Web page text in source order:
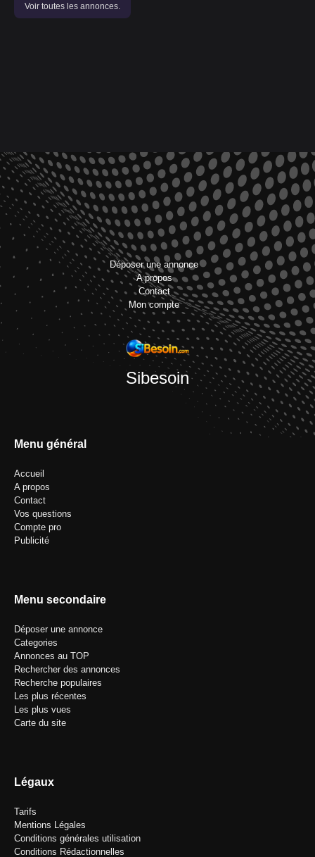
Voir toutes les annonces.
Déposer une annonce
A propos
Contact
Mon compte
Sibesoin
Menu général
Accueil
A propos
Contact
Vos questions
Compte pro
Publicité
Menu secondaire
Déposer une annonce
Categories
Annonces au TOP
Rechercher des annonces
Recherche populaires
Les plus récentes
Les plus vues
Carte du site
Légaux
Tarifs
Mentions Légales
Conditions générales utilisation
Conditions Rédactionnelles